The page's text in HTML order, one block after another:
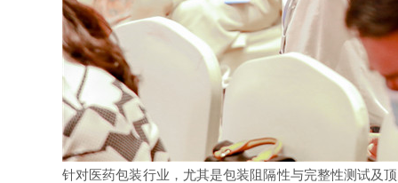
针对医药包装行业，尤其是包装阻隔性与完整性测试及